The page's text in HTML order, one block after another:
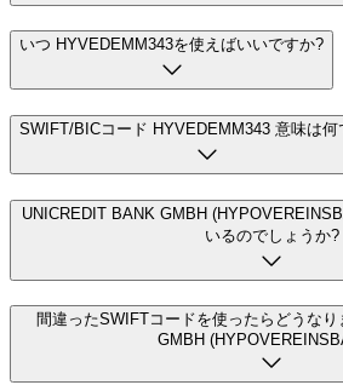
いつ HYVEDEMM343を使えばいいですか?
SWIFT/BICコード HYVEDEMM343 意味は何
UNICREDIT BANK GMBH
いるのでしょうか?
間違ったSWIFTコードを使ったらどうな
GMBH